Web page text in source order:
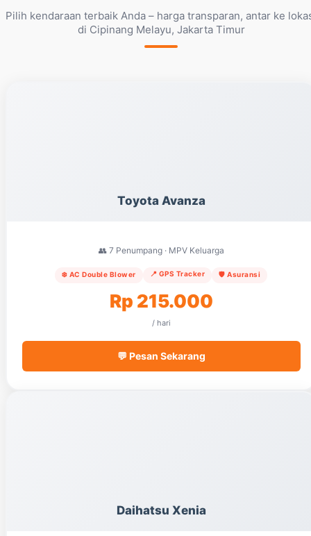
Pilih kendaraan terbaik Anda – harga transparan, antar ke
di Cipinang Melayu, Jakarta Timur
Toyota Avanza
👥 7 Penumpang · MPV Keluarga
❄️ AC Double Blower 📍 GPS Tracker 🛡️ Asuransi
Rp 215.000
/ hari
💬 Pesan Sekarang
Daihatsu Xenia